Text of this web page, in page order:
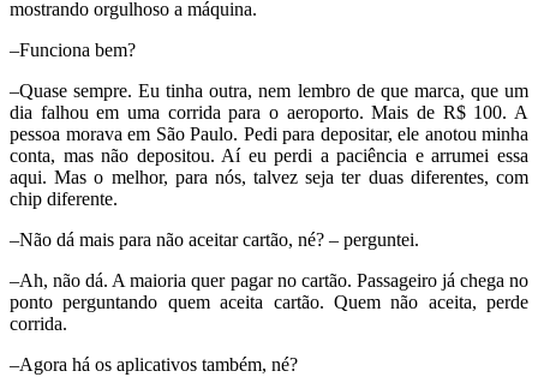
mostrando orgulhoso a máquina.
–Funciona bem?
–Quase sempre. Eu tinha outra, nem lembro de que marca, que um
dia falhou em uma corrida para o aeroporto. Mais de R$ 100. A
pessoa morava em São Paulo. Pedi para depositar, ele anotou minha
conta, mas não depositou. Aí eu perdi a paciência e arrumei essa
aqui. Mas o melhor, para nós, talvez seja ter duas diferentes, com
chip diferente.
–Não dá mais para não aceitar cartão, né? – perguntei.
–Ah, não dá. A maioria quer pagar no cartão. Passageiro já chega no
ponto perguntando quem aceita cartão. Quem não aceita, perde
corrida.
–Agora há os aplicativos também, né?